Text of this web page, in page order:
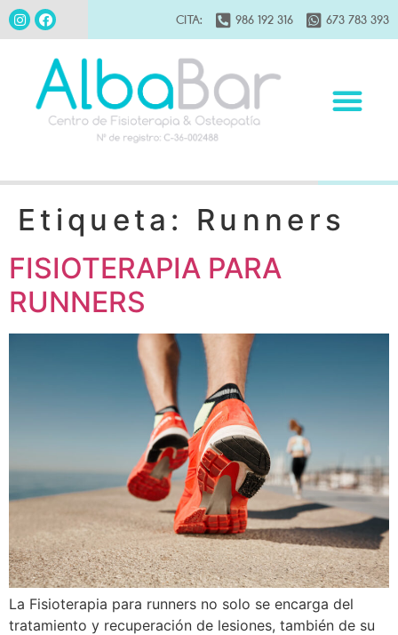
CITA: 986 192 316 673 783 393
Etiqueta: Runners
FISIOTERAPIA PARA
RUNNERS
La Fisioterapia para runners no solo se encarga del
tratamiento y recuperación de lesiones, también de su